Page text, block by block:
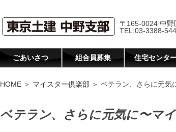
〒165-0024 中
TEL:03-3388-
ごあいさつ 組合員募集 住宅センタ
HOME ＞ マイスター倶楽部 ＞ ベテラン、さらに元気
ベテラン、さらに元気に〜マ